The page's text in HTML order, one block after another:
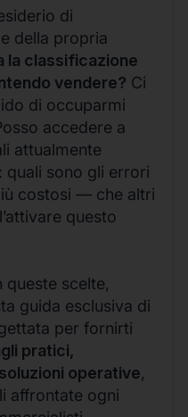
di
della propria
la classificazione
vendere? Ci
di occuparmi
accedere a
attualmente
quali sono gli errori
costosi — che altri
questo
scelte,
guida esclusiva di
per fornirti
pratici,
operative,
affrontate ogni